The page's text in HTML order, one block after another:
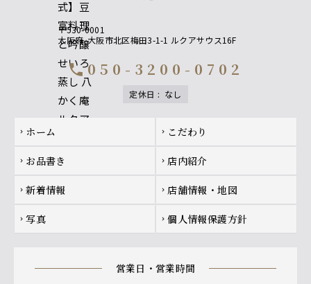
〒530-0001
大阪府 大阪市北区梅田3-1-1 ルクアサウス16F
call050-3200-0702
定休日 : なし
Footer navigation
chevron_right ホーム chevron_right こだわり
chevron_right お品書き chevron_right 店内紹介
chevron_right 新着情報 chevron_right 店舗情報・地図
chevron_right 写真 chevron_right 個人情報保護方針
営業日・営業時間